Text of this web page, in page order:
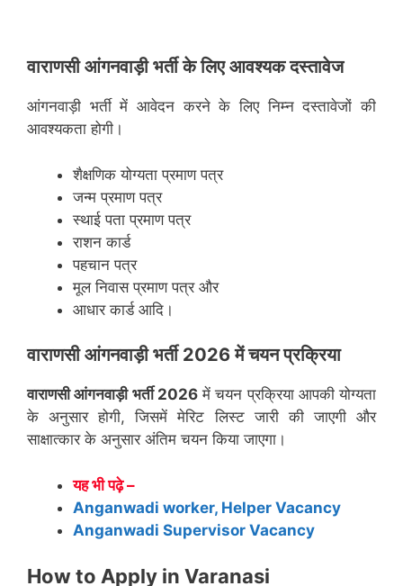
वाराणसीआंगनवाड़ी भर्ती के लिए आवश्यक दस्तावेज
आंगनवाड़ी भर्ती में आवेदन करने के लिए निम्न दस्तावेजों की
आवश्यकता होगी।
शैक्षणिक योग्यता प्रमाण पत्र
जन्म प्रमाण पत्र
स्थाई पता प्रमाण पत्र
राशन कार्ड
पहचान पत्र
मूल निवास प्रमाण पत्र और
आधार कार्ड आदि।
वाराणसीआंगनवाड़ी भर्ती 2026 में चयन प्रक्रिया
वाराणसीआंगनवाड़ी भर्ती 2026में चयन प्रक्रिया आपकी योग्यता
के अनुसार होगी, जिसमें मेरिट लिस्ट जारी की जाएगी और
साक्षात्कार के अनुसार अंतिम चयन किया जाएगा।
यह भी पढ़े –
Anganwadi worker, Helper Vacancy
Anganwadi Supervisor Vacancy
How to Apply in Varanasi